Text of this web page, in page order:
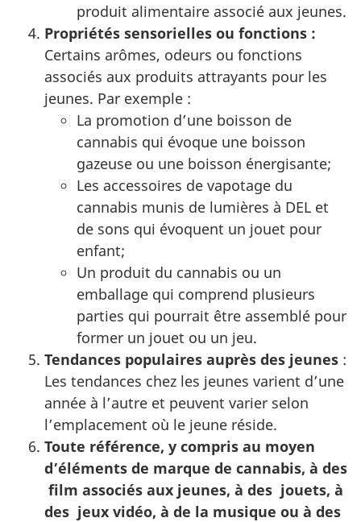
produit alimentaire associé aux jeunes.
Propriétés sensorielles ou fonctions :
Certains arômes, odeurs ou fonctions
associés aux produits attrayants pour les
jeunes. Par exemple :
La promotion d’une boisson de
cannabis qui évoque une boisson
gazeuse ou une boisson énergisante;
Les accessoires de vapotage du
cannabis munis de lumières à DEL et
de sons qui évoquent un jouet pour
enfant;
Un produit du cannabis ou un
emballage qui comprend plusieurs
parties qui pourrait être assemblé pour
former un jouet ou un jeu.
Tendances populaires auprès des jeunes :
Les tendances chez les jeunes varient d’une
année à l’autre et peuvent varier selon
l’emplacement où le jeune réside.
Toute référence, y compris au moyen
d’éléments de marque de cannabis, à des
film associés aux jeunes, à des jouets, à
des jeux vidéo, à de la musique ou à des